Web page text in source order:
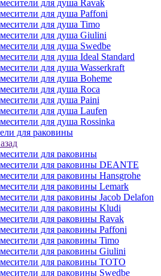
для душа Ravak
для душа Paffoni
для душа Timo
для душа Giulini
для душа Swedbe
для душа Ideal Standard
для душа Wasserkraft
для душа Boheme
для душа Roca
для душа Paini
для душа Laufen
для душа Rossinka
для раковины
для раковины
для раковины DEANTE
для раковины Hansgrohe
для раковины Lemark
для раковины Jacob Delafon
для раковины Kludi
для раковины Ravak
для раковины Paffoni
для раковины Timo
для раковины Giulini
для раковины TOTO
для раковины Swedbe